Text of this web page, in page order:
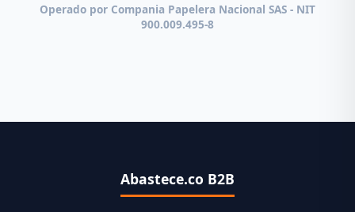
Operado por Compania Papelera Nacional SAS - NIT
900.009.495-8
Abastece.co B2B